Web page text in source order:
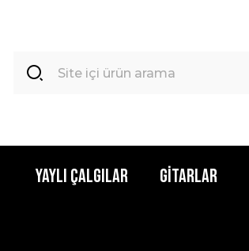
Yaylı Çalgılar Gitarlar